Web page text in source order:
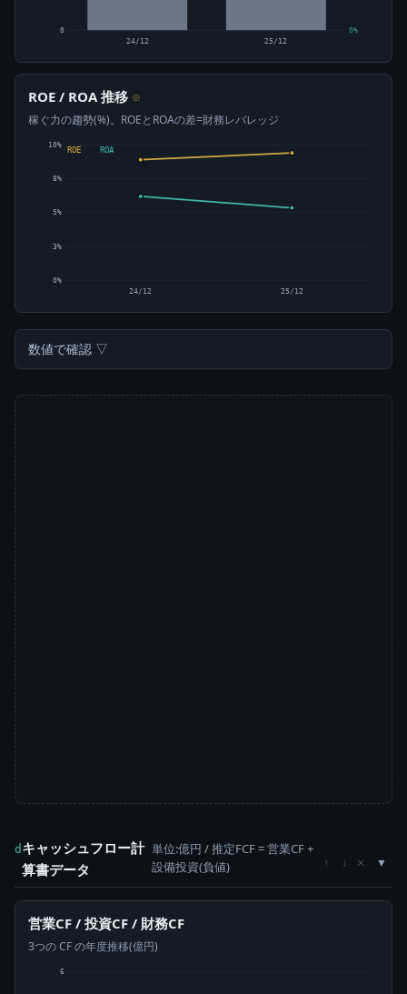
0 0%
24/12 25/12
ROE / ROA 推移 ⊙
稼ぐ力の趨勢(%)。ROEとROAの差=財務レバレッジ
0%
3%
5%
8%
10%
ROE ROA
24/12 25/12
数値で確認 ▽
d キャッシュフロー計
算書データ
単位:億円 / 推定FCF = 営業CF +
設備投資(負値)
↑ ↓ ×
営業CF / 投資CF / 財務CF
3つの CF の年度推移(億円)
6